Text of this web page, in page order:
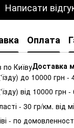
Написати
Оплата
Доставка
до 10000 грн -
від 10000 грн
- 30 гр/км. від
- по